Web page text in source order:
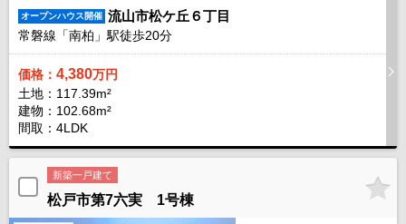
オープンハウス開催 流山市松ケ丘６丁目
常磐線「南柏」駅徒歩20分
価格： 4,380万円
土地：117.39m²
建物：102.68m²
間取：4LDK
新築一戸建て
松戸市第7六実 1号棟